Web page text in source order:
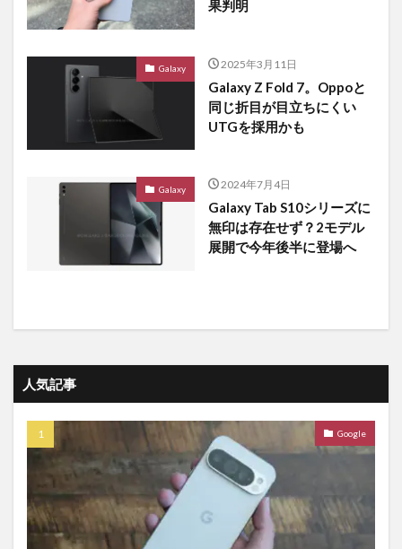
果判明
Galaxy 2025年3月11日
Galaxy Z Fold 7。Oppoと
同じ折目が目立ちにくい
UTGを採用かも
Galaxy 2024年7月4日
Galaxy Tab S10シリーズに
無印は存在せず？2モデル
展開で今年後半に登場へ
人気記事
Google